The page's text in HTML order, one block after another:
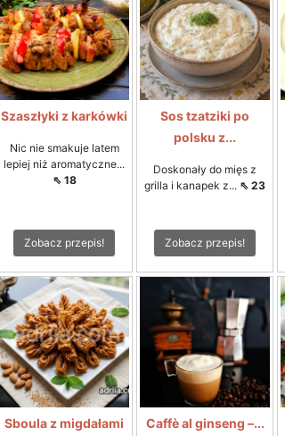
Szaszłyki z karkówki
Nic nie smakuje latem
lepiej niż aromatyczne...
⇖ 18
Zobacz przepis!
Sos tzatziki po
polsku z...
Doskonały do mięs z
grilla i kanapek z... ⇖ 23
Zobacz przepis!
Sboula z migdałami
Caffè al ginseng –...